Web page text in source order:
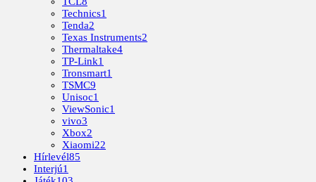
Technics1
Tenda2
Texas Instruments2
Thermaltake4
TP-Link1
Tronsmart1
TSMC9
Unisoc1
ViewSonic1
vivo3
Xbox2
Xiaomi22
Hírlevél85
Interjú1